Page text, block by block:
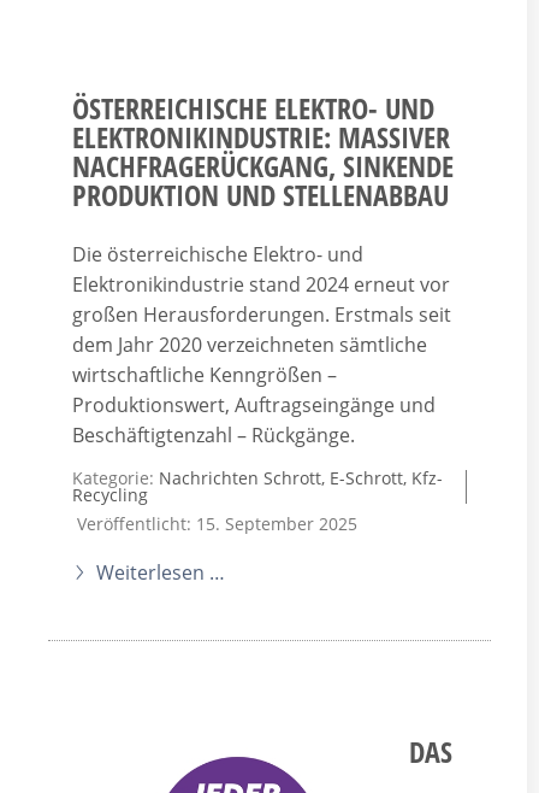
ÖSTERREICHISCHE ELEKTRO- UND
ELEKTRONIKINDUSTRIE: MASSIVER
NACHFRAGERÜCKGANG, SINKENDE
PRODUKTION UND STELLENABBAU
Die österreichische Elektro- und
Elektronikindustrie stand 2024 erneut vor
großen Herausforderungen. Erstmals seit
dem Jahr 2020 verzeichneten sämtliche
wirtschaftliche Kenngrößen –
Produktionswert, Auftragseingänge und
Beschäftigtenzahl – Rückgänge.
Kategorie: Nachrichten Schrott, E-Schrott, Kfz-
Recycling
Veröffentlicht: 15. September 2025
Weiterlesen …
DAS